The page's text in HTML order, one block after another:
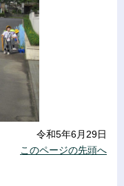
令和5年6月29日
このページの先頭へ